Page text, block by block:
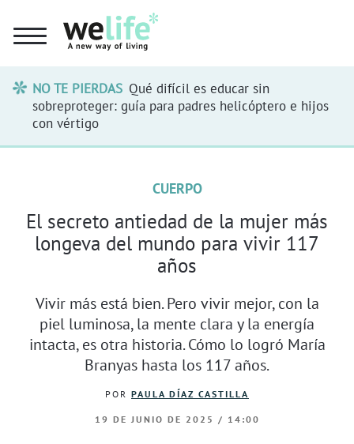
NO TE PIERDAS Qué difícil es educar sin
sobreproteger: guía para padres helicóptero e hijos
con vértigo
CUERPO
El secreto antiedad de la mujer más
longeva del mundo para vivir 117
años
Vivir más está bien. Pero vivir mejor, con la
piel luminosa, la mente clara y la energía
intacta, es otra historia. Cómo lo logró María
Branyas hasta los 117 años.
POR PAULA DÍAZ CASTILLA
19 DE JUNIO DE 2025 / 14:00